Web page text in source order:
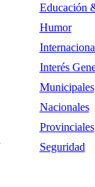
Educación
Humor
Interés
Municipales
Nacionales
Provinciales
Seguridad